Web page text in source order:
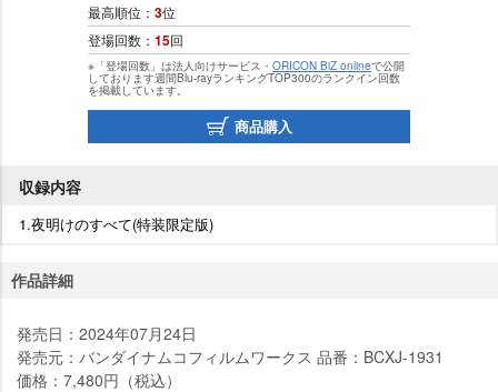
最高順位： 3位
登場回数： 15回
※「登場回数」は法人向けサービス・ ORICON BiZ onlineで公開
しております週間Blu-rayランキングTOP300のランクイン回数
を掲載しています。
商品購入
収録内容
1.夜明けのすべて(特装限定版)
作品詳細
発売日：2024年07月24日
発売元：バンダイナムコフィルムワークス 品番：BCXJ-1931
価格：7,480円（税込）